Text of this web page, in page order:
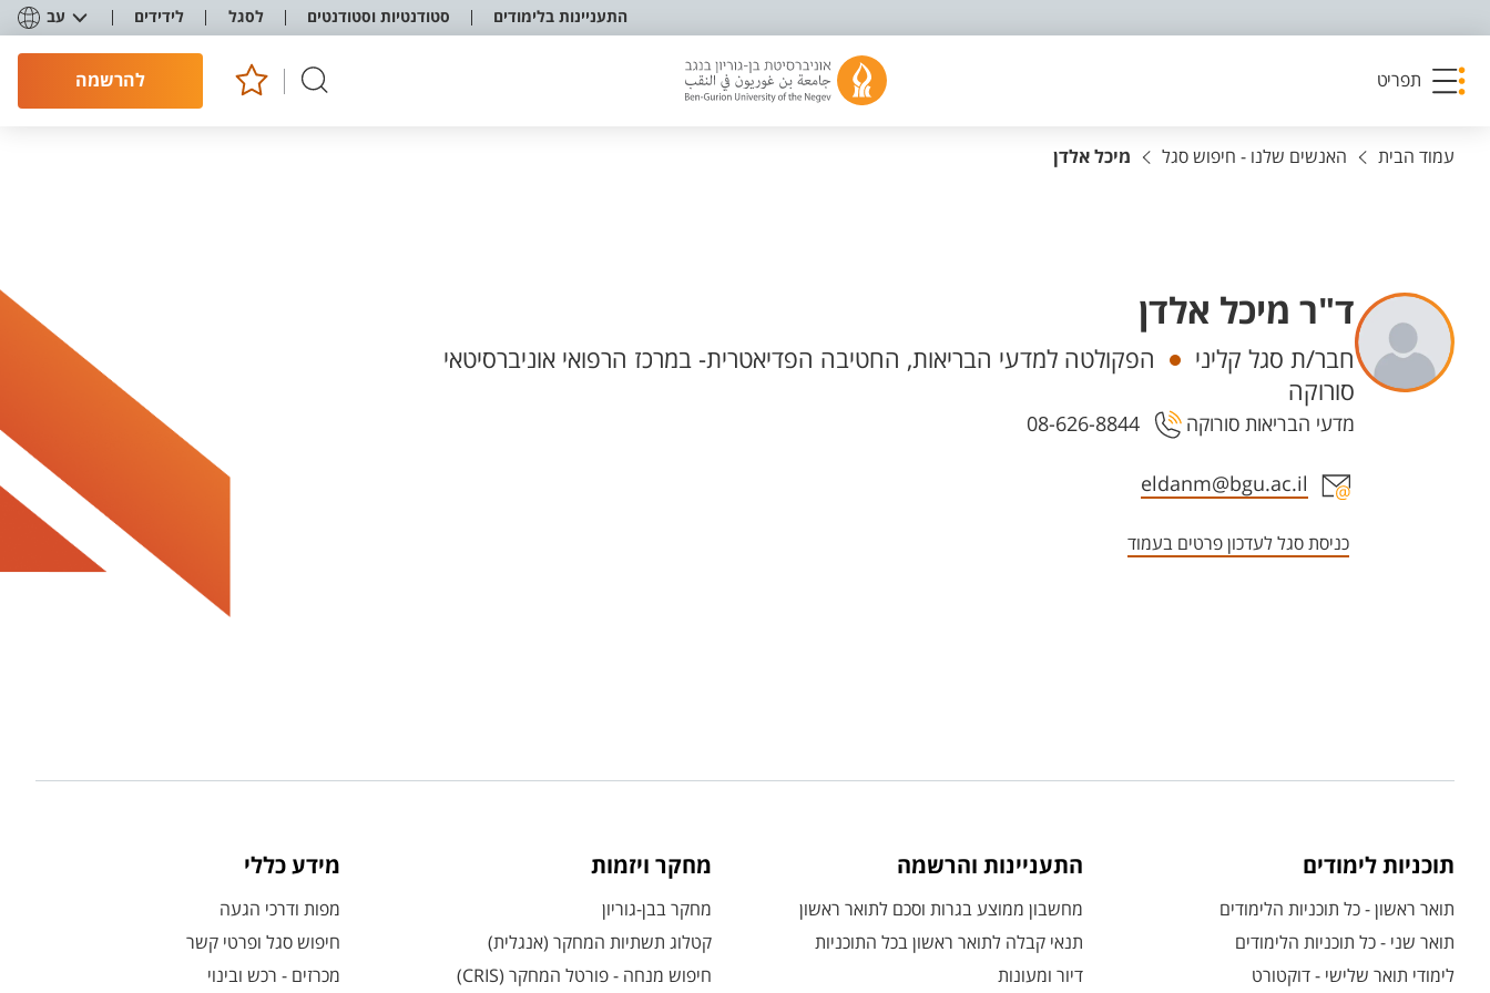
התעניינות בלימודים סטודנטיות וסטודנטים לסגל לידידים עב
תפריט להרשמה
עמוד הבית האנשים שלנו - חיפוש סגל מיכל אלדן
ד"ר מיכל אלדן
יחידות
חבר/ת סגל קליני
הפקולטה למדעי הבריאות, החטיבה הפדיאטרית- במרכז הרפואי אוניברסיטאי
סורוקה
מדעי הבריאות סורוקה 08-626-8844
אזור צור קשר עם איש הסגל
eldanm@bgu.ac.il
כניסת סגל לעדכון פרטים בעמוד
תוכניות לימודים
תואר ראשון - כל תוכניות הלימודים
תואר שני - כל תוכניות הלימודים
לימודי תואר שלישי - דוקטורט
התעניינות והרשמה
מחשבון ממוצע בגרות וסכם לתואר ראשון
תנאי קבלה לתואר ראשון בכל התוכניות
דיור ומעונות
מחקר ויזמות
מחקר בבן-גוריון
קטלוג תשתיות המחקר (אנגלית)
חיפוש מנחה - פורטל המחקר (CRIS)
מידע כללי
מפות ודרכי הגעה
חיפוש סגל ופרטי קשר
מכרזים - רכש ובינוי